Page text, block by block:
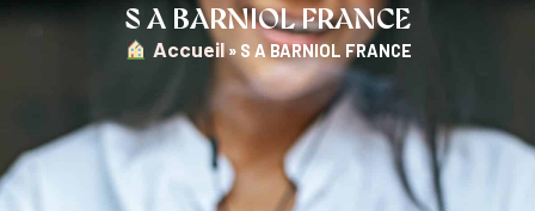
S A BARNIOL FRANCE
︎ Accueil» S A BARNIOL FRANCE